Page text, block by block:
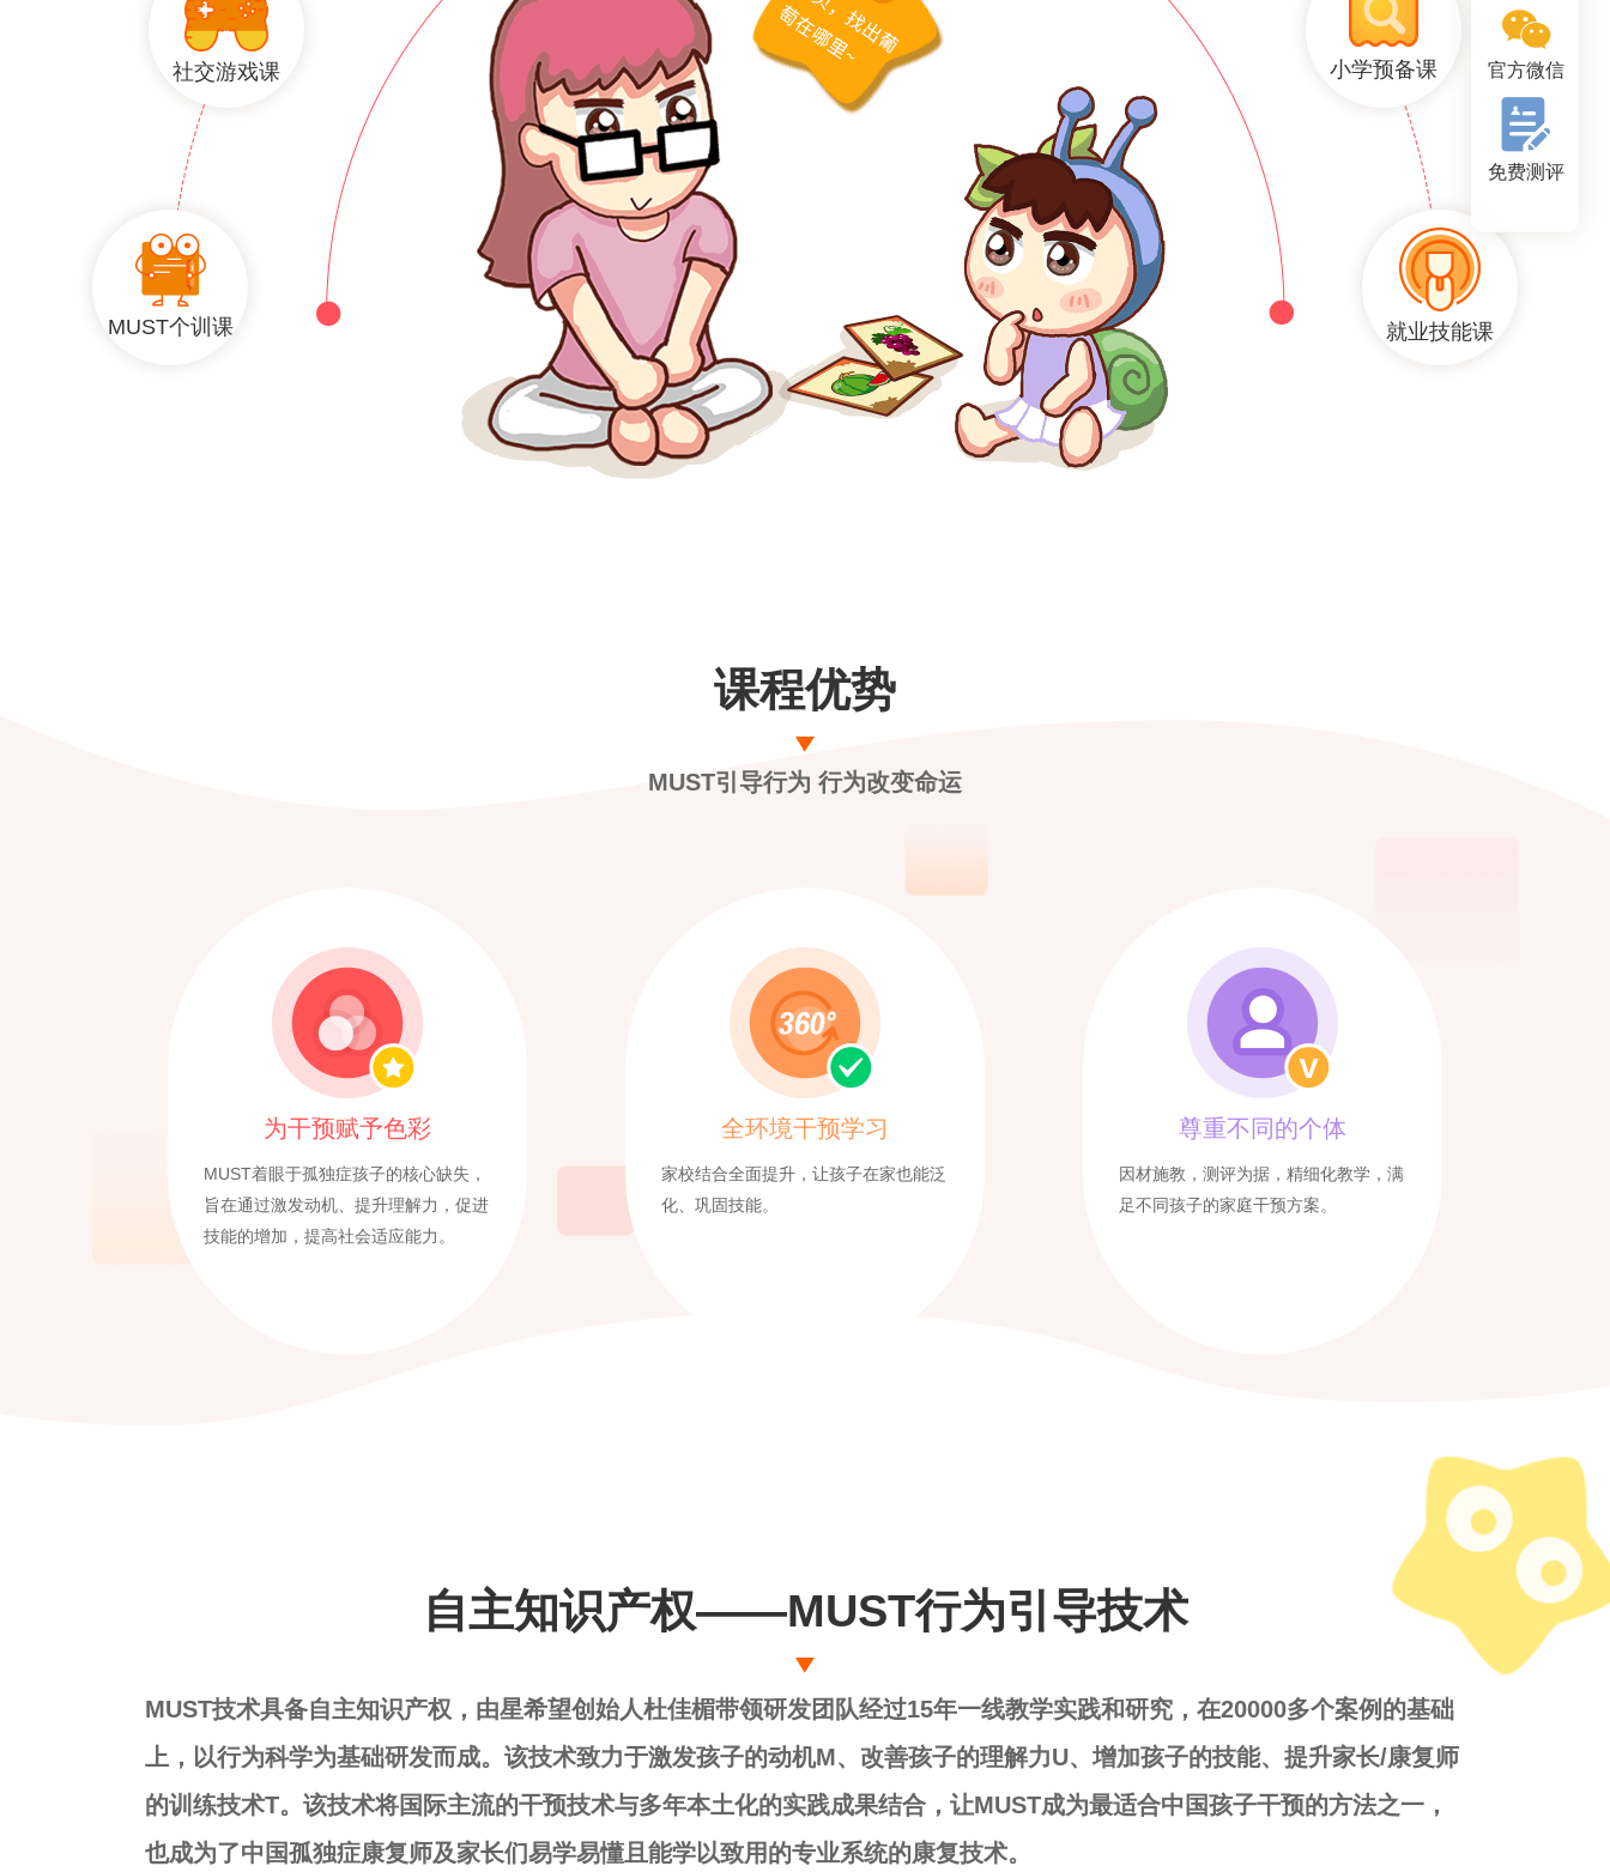
MUST个训课
社交游戏课 小学预备课
就业技能课
课程优势
MUST引导行为 行为改变命运
为干预赋予色彩
MUST着眼于孤独症孩子的核心缺失，
旨在通过激发动机、提升理解力，促进
技能的增加，提高社会适应能力。
全环境干预学习
家校结合全面提升，让孩子在家也能泛
化、巩固技能。
尊重不同的个体
因材施教，测评为据，精细化教学，满
足不同孩子的家庭干预方案。
自主知识产权——MUST行为引导技术
MUST技术具备自主知识产权，由星希望创始人杜佳楣带领研发团队经过15年一线教学实践和研究，在20000多个案例的基础
上，以行为科学为基础研发而成。该技术致力于激发孩子的动机M、改善孩子的理解力U、增加孩子的技能、提升家长/康复师
的训练技术T。该技术将国际主流的干预技术与多年本土化的实践成果结合，让MUST成为最适合中国孩子干预的方法之一，
也成为了中国孤独症康复师及家长们易学易懂且能学以致用的专业系统的康复技术。
官方微信
免费测评